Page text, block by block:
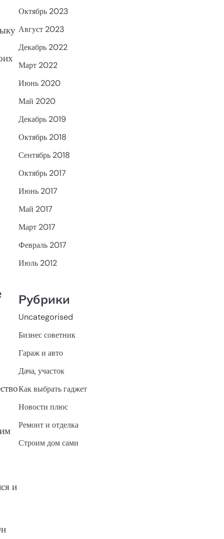
и
Октябрь 2023
Август 2023
Декабрь 2022
Март 2022
Июнь 2020
Май 2020
Декабрь 2019
Октябрь 2018
Сентябрь 2018
Октябрь 2017
Июнь 2017
Май 2017
Март 2017
Февраль 2017
Июль 2012
Рубрики
Uncategorised
Бизнес советник
Гараж и авто
Дача, участок
Как выбрать гаджет
Новости плюс
Ремонт и отделка
Строим дом сами